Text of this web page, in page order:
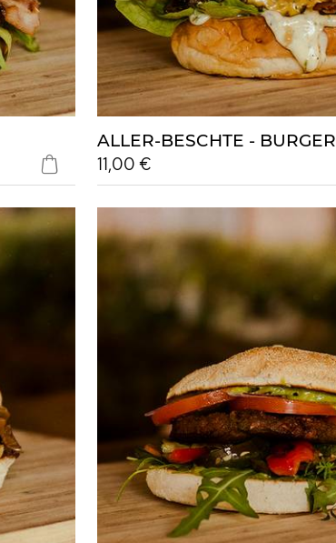
ALLER-BESCHTE - BURGER
11,00 €